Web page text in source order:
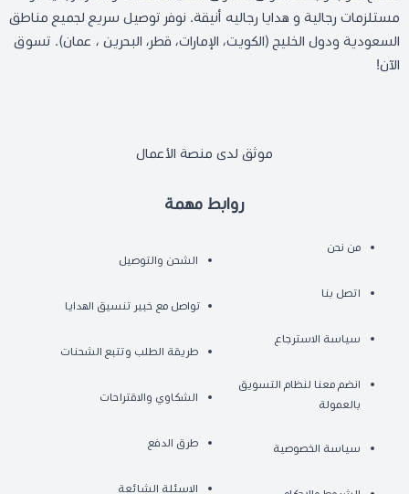
روابط مهمة
من نحن
اتصل بنا
سياسة الاسترجاع
انضم معنا لنظام التسويق
بالعمولة
سياسة الخصوصية
الشحن والتوصيل
تواصل مع خبير تنسيق الهدايا
طريقة الطلب وتتبع الشحنات
الشكاوي والاقتراحات
طرق الدفع
الاسئلة الشائعة
مستلزمات رجالية و هدايا رجاليه أنيقة. نوفر توصيل سريع لجميع مناطق
السعودية ودول الخليج (الكويت، الإمارات، قطر، البحرين ، عمان). تسوق
الآن!
موثق لدى منصة الأعمال